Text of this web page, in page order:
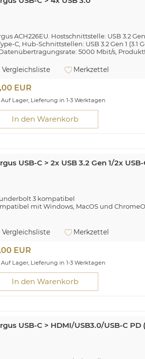
ACH226EU. Hostschnittstelle: USB 3.2 Gen
C, Hub-Schnittstellen: USB 3.2 Gen 1 (3.1
5000 Mbit/s,
0,9 A. Breite: 45 mm, Tiefe: 94
mm. Menge pro Packung: 1 Stück(e)
Vergleichsliste Merkzettel
EUR
Auf Lager, Lieferung in 1-3 Werktagen
In den Warenkorb
USB-C > 2x USB 3.2 Gen 1/2x USB-
3 kompatibel
mit Windows, MacOS und
3 host. Kompatible Betriebssysteme:
MacOS, Chrome OS. Breite: 85 mm,
Vergleichsliste Merkzettel
EUR
Auf Lager, Lieferung in 1-3 Werktagen
In den Warenkorb
USB-C > HDMI/USB3.0/USB-C PD